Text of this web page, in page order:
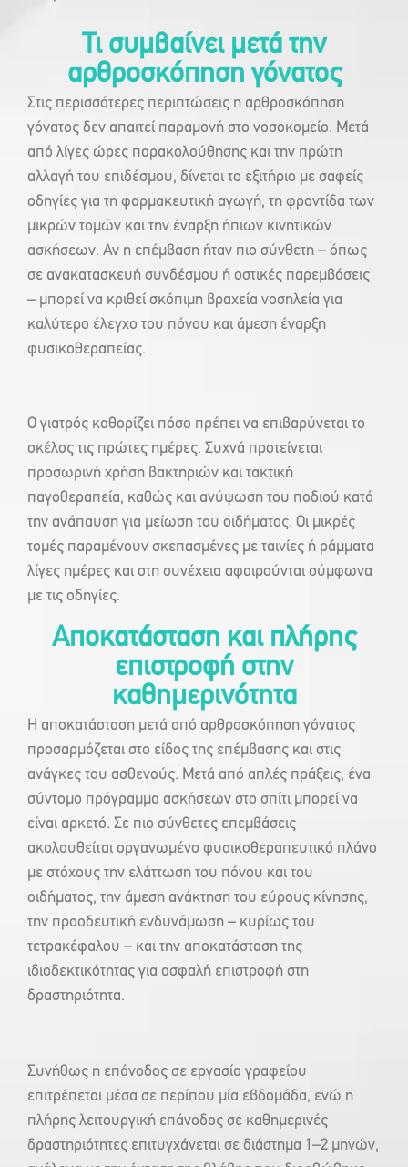
Η αποκατάσταση μετά από αρθροσκόπηση γόνατος
προσαρμόζεται στο είδος της επέμβασης και στις
ανάγκες του ασθενούς. Μετά από απλές πράξεις, ένα
σύντομο πρόγραμμα ασκήσεων στο σπίτι μπορεί να
είναι αρκετό. Σε πιο σύνθετες επεμβάσεις
ακολουθείται οργανωμένο φυσικοθεραπευτικό πλάνο
με στόχους την ελάττωση του πόνου και του
οιδήματος, την άμεση ανάκτηση του εύρους κίνησης,
την προοδευτική ενδυνάμωση – κυρίως του
τετρακέφαλου – και την αποκατάσταση της
ιδιοδεκτικότητας για ασφαλή επιστροφή στη
δραστηριότητα.
Συνήθως η επάνοδος σε εργασία γραφείου
επιτρέπεται μέσα σε περίπου μία εβδομάδα, ενώ η
πλήρης λειτουργική επάνοδος σε καθημερινές
δραστηριότητες επιτυγχάνεται σε διάστημα 1–2 μηνών,
Αποκατάσταση και πλήρης
επιστροφή στην
καθημερινότητα
Στις περισσότερες περιπτώσεις η αρθροσκόπηση
γόνατος δεν απαιτεί παραμονή στο νοσοκομείο. Μετά
από λίγες ώρες παρακολούθησης και την πρώτη
αλλαγή του επιδέσμου, δίνεται το εξιτήριο με σαφείς
οδηγίες για τη φαρμακευτική αγωγή, τη φροντίδα των
μικρών τομών και την έναρξη ήπιων κινητικών
ασκήσεων. Αν η επέμβαση ήταν πιο σύνθετη – όπως
σε ανακατασκευή συνδέσμου ή οστικές παρεμβάσεις
– μπορεί να κριθεί σκόπιμη βραχεία νοσηλεία για
καλύτερο έλεγχο του πόνου και άμεση έναρξη
φυσικοθεραπείας.
Ο γιατρός καθορίζει πόσο πρέπει να επιβαρύνεται το
σκέλος τις πρώτες ημέρες. Συχνά προτείνεται
προσωρινή χρήση βακτηριών και τακτική
παγοθεραπεία, καθώς και ανύψωση του ποδιού κατά
την ανάπαυση για μείωση του οιδήματος. Οι μικρές
τομές παραμένουν σκεπασμένες με ταινίες ή ράμματα
λίγες ημέρες και στη συνέχεια αφαιρούνται σύμφωνα
με τις οδηγίες.
Τι συμβαίνει μετά την
αρθροσκόπηση γόνατος